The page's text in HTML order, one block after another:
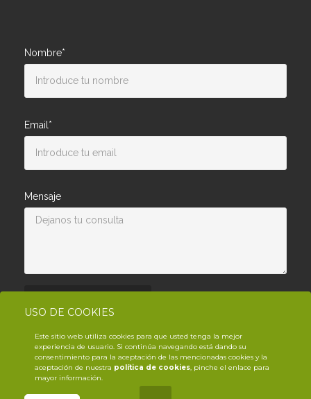
USO DE COOKIES
Este sitio web utiliza cookies para que usted tenga la mejor
experiencia de usuario. Si continúa navegando está dando su
consentimiento para la aceptación de las mencionadas cookies y la
aceptación de nuestra política de cookies, pinche el enlace para
mayor información.
Nombre*
Email*
Mensaje